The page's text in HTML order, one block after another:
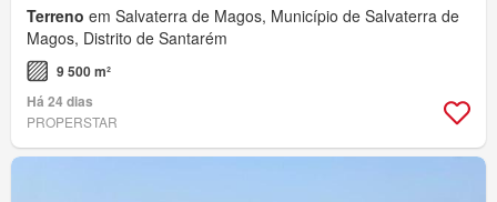
Terreno em Salvaterra de Magos, Município de Salvaterra de
Magos, Distrito de Santarém
9 500 m²
Há 24 dias
PROPERSTAR